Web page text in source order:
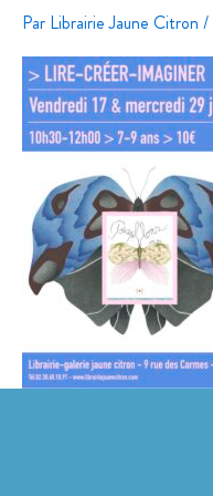
Par Librairie Jaune Citron /